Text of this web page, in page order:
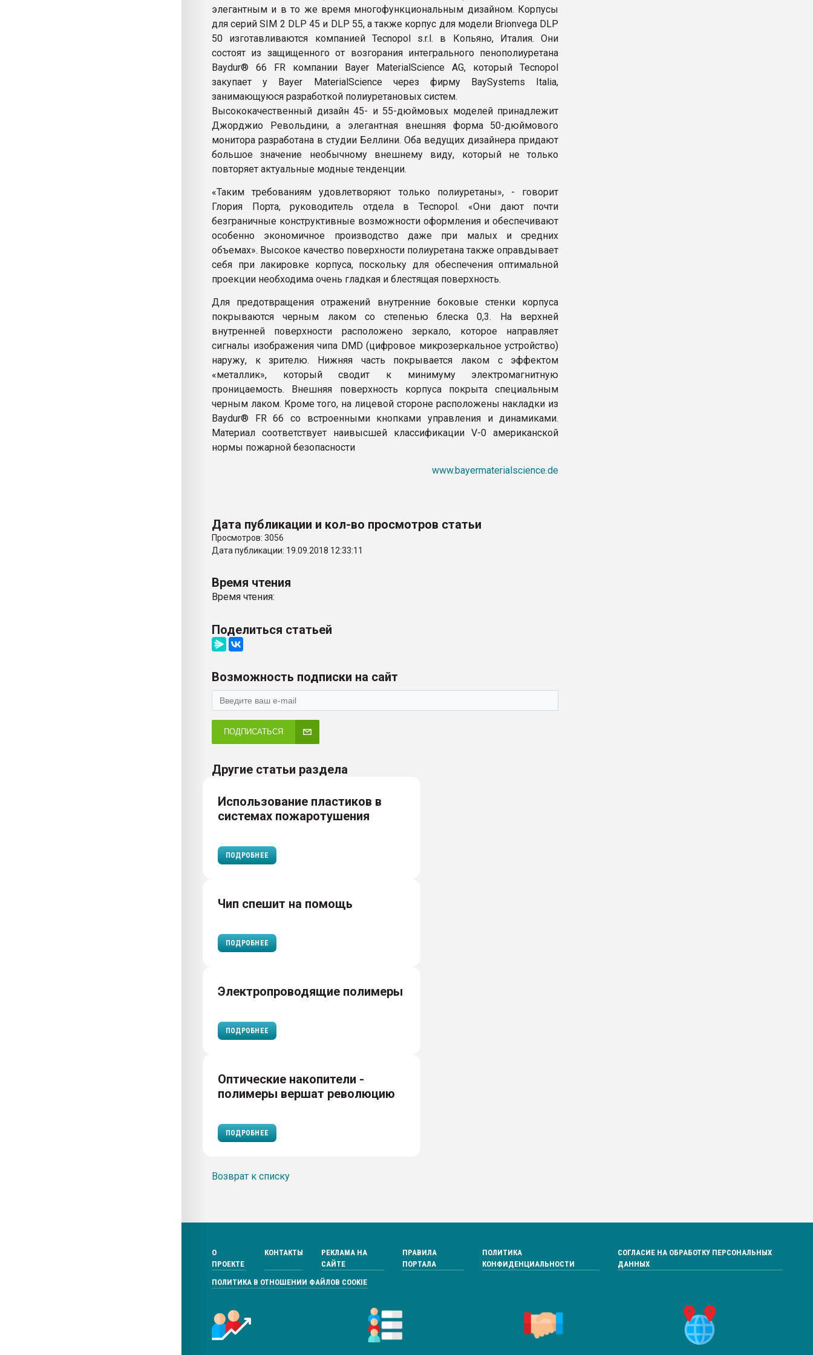
элегантным и в то же время многофункциональным дизайном. Корпусы
для серий SIM 2 DLP 45 и DLP 55, а также корпус для модели Brionvega DLP
50 изготавливаются компанией Тесnopol s.r.l. в Копьяно, Италия. Они
состоят из защищенного от возгорания интегрального пенополиуретана
Baydur® 66 FR компании Bayer МаterialScience AG, который Tecnopol
закупает у Bayer MaterialScience через фирму BaySystems Italia,
занимающуюся разработкой полиуретановых систем.
Высококачественный дизайн 45- и 55-дюймовых моделей принадлежит
Джорджио Револьдини, а элегантная внешняя форма 50-дюймового
монитора разработана в студии Беллини. Оба ведущих дизайнера придают
большое значение необычному внешнему виду, который не только
повторяет актуальные модные тенденции.
«Таким требованиям удовлетворяют только полиуретаны», - говорит
Глория Порта, руководитель отдела в Tecnopol. «Они дают почти
безграничные конструктивные возможности оформления и обеспечивают
особенно экономичное производство даже при малых и средних
объемах». Высокое качество поверхности полиуретана также оправдывает
себя при лакировке корпуса, поскольку для обеспечения оптимальной
проекции необходима очень гладкая и блестящая поверхность.
Для предотвращения отражений внутренние боковые стенки корпуса
покрываются черным лаком со степенью блеска 0,3. На верхней
внутренней поверхности расположено зеркало, которое направляет
сигналы изображения чипа DMD (цифровое микрозеркальное устройство)
наружу, к зрителю. Нижняя часть покрывается лаком с эффектом
«металлик», который сводит к минимуму электромагнитную
проницаемость. Внешняя поверхность корпуса покрыта специальным
черным лаком. Кроме того, на лицевой стороне расположены накладки из
Baydur® FR 66 со встроенными кнопками управления и динамиками.
Материал соответствует наивысшей классификации V-0 американской
нормы пожарной безопасности
www.bayermaterialscience.de
Дата публикации и кол-во просмотров статьи
Просмотров: 3056
Дата публикации: 19.09.2018 12:33:11
Время чтения
Время чтения:
Поделиться статьей
Возможность подписки на сайт
ПОДПИСАТЬСЯ
Другие статьи раздела
Использование пластиков в
системах пожаротушения
ПОДРОБНЕЕ
Чип спешит на помощь
ПОДРОБНЕЕ
Электропроводящие полимеры
ПОДРОБНЕЕ
Оптические накопители -
полимеры вершат революцию
ПОДРОБНЕЕ
Возврат к списку
О
ПРОЕКТЕ
КОНТАКТЫ
РЕКЛАМА НА
САЙТЕ
ПРАВИЛА
ПОРТАЛА
ПОЛИТИКА
КОНФИДЕНЦИАЛЬНОСТИ
СОГЛАСИЕ НА ОБРАБОТКУ ПЕРСОНАЛЬНЫХ
ДАННЫХ
ПОЛИТИКА В ОТНОШЕНИИ ФАЙЛОВ COOKIE